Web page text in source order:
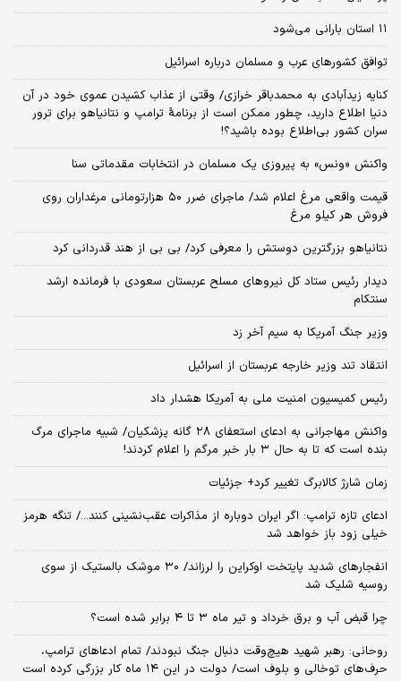
۱۱ استان بارانی می‌شود
توافق کشورهای عرب و مسلمان درباره اسرائیل
کنایه زیدآبادی به محمدباقر خرازی/ وقتی از عذاب کشیدن عموی خود در آن
دنیا اطلاع دارید، چطور ممکن است از برنامهٔ ترامپ و نتانیاهو برای ترور
سران کشور بی‌اطلاع بوده باشید؟!
واکنش «ونس» به پیروزی یک مسلمان در انتخابات مقدماتی سنا
قیمت واقعی مرغ اعلام شد/ ماجرای ضرر ۵۰ هزارتومانی مرغداران روی
فروش هر کیلو مرغ
نتانیاهو بزرگترین دوستش را معرفی کرد/ بی بی از هند قدردانی کرد
دیدار رئیس ستاد کل نیروهای مسلح عربستان سعودی با فرمانده ارشد
سنتکام
وزیر جنگ آمریکا به سیم آخر زد
انتقاد تند وزیر خارجه عربستان از اسرائیل
رئیس کمیسیون امنیت ملی به آمریکا هشدار داد
واکنش مهاجرانی به ادعای استعفای ۲۸ گانه پزشکیان/ شبیه ماجرای مرگ
بنده است که تا به حال ۳ بار خبر مرگم را اعلام کردند!
زمان شارژ کالابرگ تغییر کرد+ جزئیات
ادعای تازه ترامپ: اگر ایران دوباره از مذاکرات عقب‌نشینی کنند.../ تنگه هرمز
خیلی زود باز خواهد شد
انفجارهای شدید پایتخت اوکراین را لرزاند/ ۳۰ موشک بالستیک از سوی
روسیه شلیک شد
چرا قبض آب و برق خرداد و تیر ماه ۳ تا ۴ برابر شده است؟
روحانی: رهبر شهید هیچ‌وقت دنبال جنگ نبودند/ تمام ادعاهای ترامپ،
حرف‌های توخالی و بلوف است/ دولت در این ۱۴ ماه کار بزرگی کرده است